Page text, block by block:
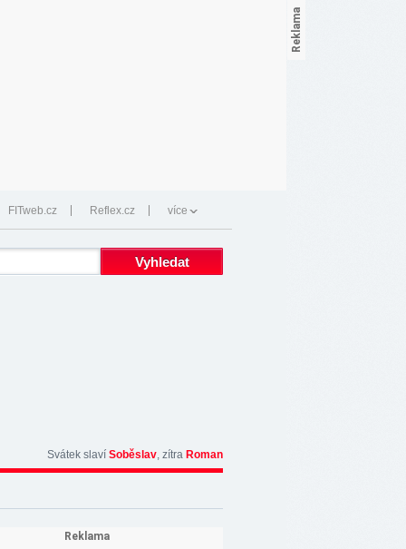
FITweb.cz Reflex.cz více
Svátek slaví Soběslav, zítra Roman